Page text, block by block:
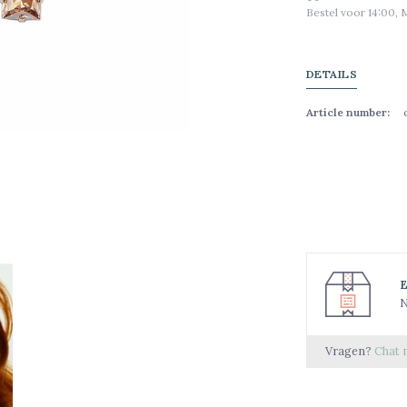
Bestel voor 14:00,
DETAILS
Article number:
Vragen? Chat